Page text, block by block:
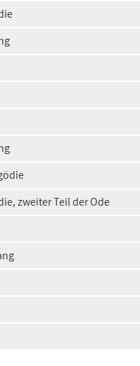
zweiter Teil der Ode